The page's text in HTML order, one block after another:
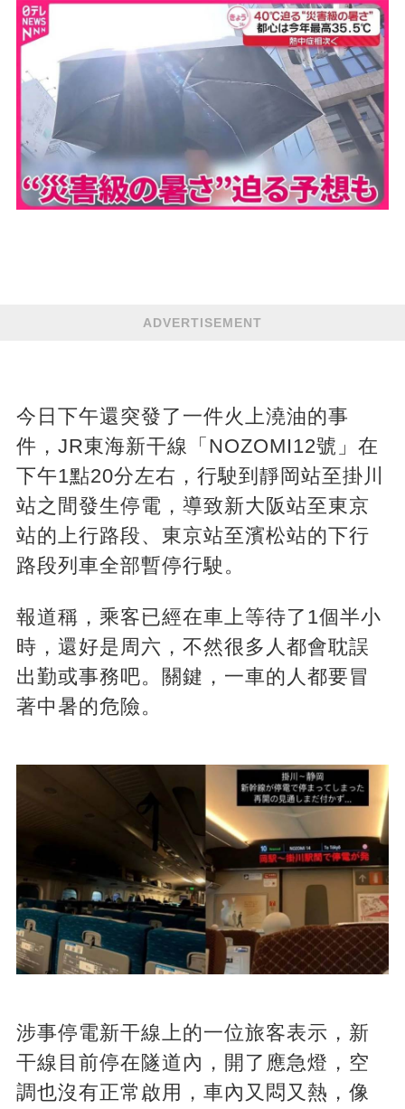
ADVERTISEMENT
今日下午還突發了一件火上澆油的事
件，JR東海新干線「NOZOMI12號」在
下午1點20分左右，行駛到靜岡站至掛川
站之間發生停電，導致新大阪站至東京
站的上行路段、東京站至濱松站的下行
路段列車全部暫停行駛。
報道稱，乘客已經在車上等待了1個半小
時，還好是周六，不然很多人都會耽誤
出勤或事務吧。關鍵，一車的人都要冒
著中暑的危險。
涉事停電新干線上的一位旅客表示，新
干線目前停在隧道內，開了應急燈，空
調也沒有正常啟用，車內又悶又熱，像